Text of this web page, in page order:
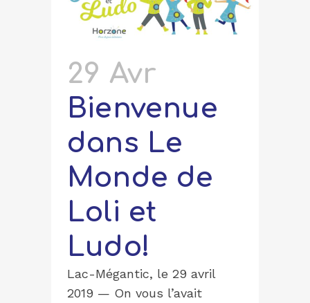
29 Avr
Bienvenue
dans Le
Monde de
Loli et
Ludo!
Lac-Mégantic, le 29 avril
2019 — On vous l’avait